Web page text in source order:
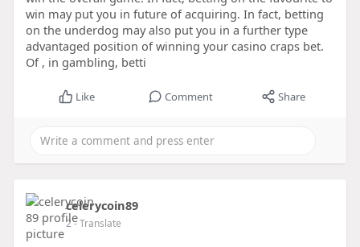
win may put you in future of acquiring. In fact, betting
on the underdog may also put you in a further type
advantaged position of winning your casino craps bet.
Of , in gambling, betti
Like Comment Share
celerycoin89
2- Translate